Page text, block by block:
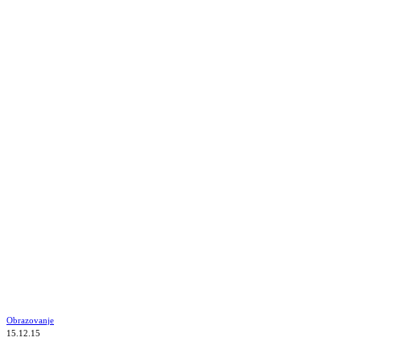
Obrazovanje
15.12.15